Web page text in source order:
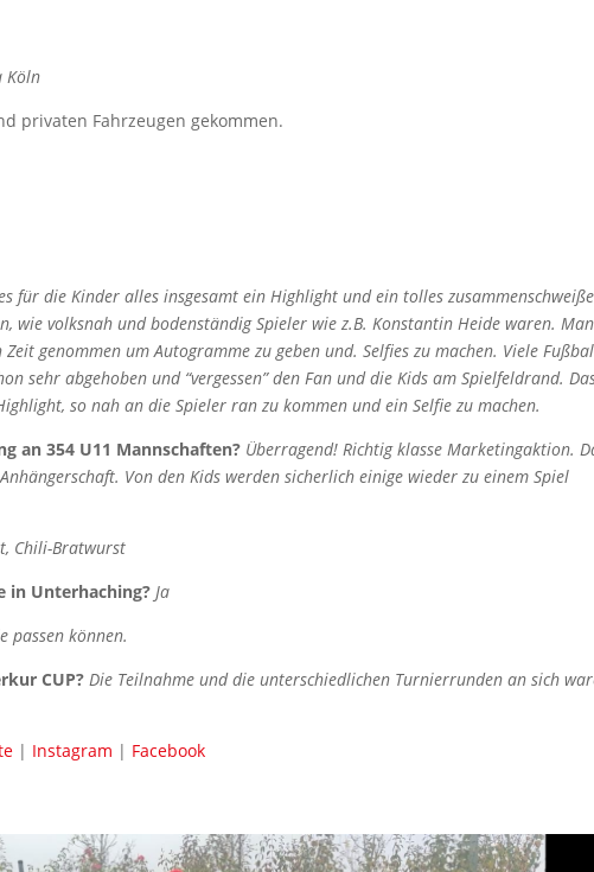
Köln
privaten Fahrzeugen gekommen.
für die Kinder alles insgesamt ein Highlight und ein tolles
wie volksnah und bodenständig Spieler wie z.B. Konstantin Heide waren.
genommen um Autogramme zu geben und. Selfies zu machen. Viele
sehr abgehoben und “vergessen” den Fan und die Kids am Spielfeldrand.
so nah an die Spieler ran zu kommen und ein Selfie zu machen.
an 354 U11 Mannschaften? Überragend! Richtig klasse Marketingaktion.
Von den Kids werden sicherlich einige wieder zu einem Spiel
Chili-Bratwurst
in Unterhaching? Ja
passen können.
CUP?Die Teilnahme und die unterschiedlichen Turnierrunden an sich
| Instagram | Facebook